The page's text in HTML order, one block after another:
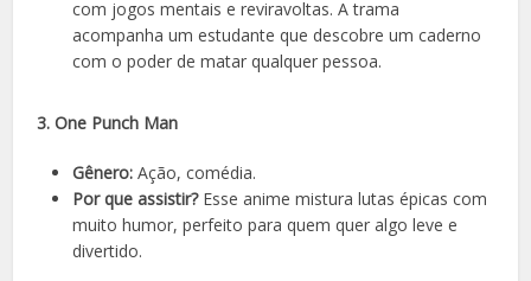
com jogos mentais e reviravoltas. A trama
acompanha um estudante que descobre um caderno
com o poder de matar qualquer pessoa.
3. One Punch Man
Gênero: Ação, comédia.
Por que assistir?Esse anime mistura lutas épicas com
muito humor, perfeito para quem quer algo leve e
divertido.